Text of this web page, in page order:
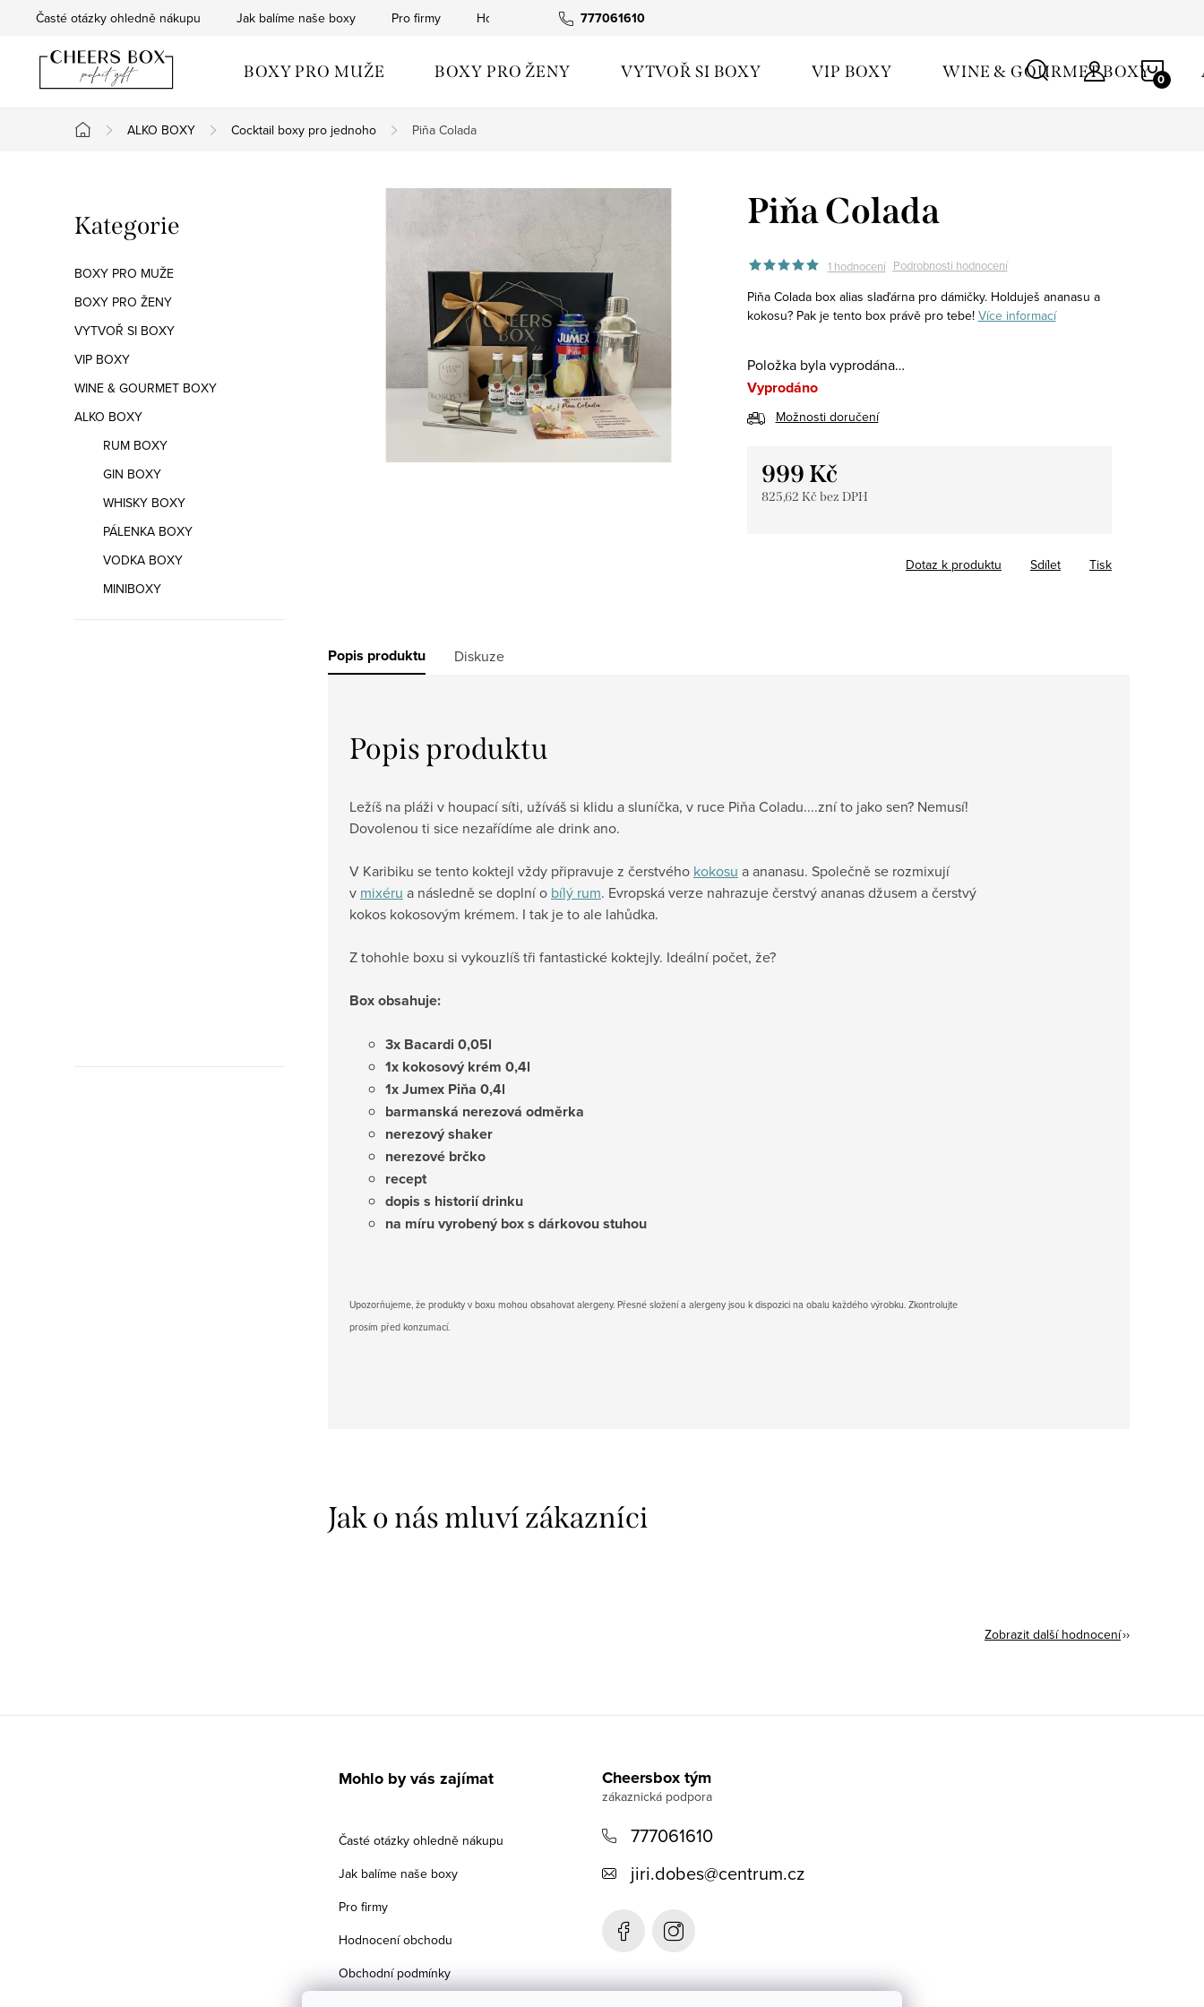
777061610
Časté otázky ohledně nákupu Jak balíme naše boxy Pro firmy Hodnocení obchodu Obchodní podmínky
BOXY PRO MUŽE BOXY PRO ŽENY VYTVOŘ SI BOXY VIP BOXY WINE & GOURMET BOXY
Domů
ALKO BOXY Cocktail boxy pro jednoho Piňa Colada
o
s
t
r
a
n
Přeskočit
kategorie
Kategorie
BOXY PRO MUŽE
BOXY PRO ŽENY
VYTVOŘ SI BOXY
VIP BOXY
WINE & GOURMET BOXY
ALKO BOXY
RUM BOXY
GIN BOXY
WHISKY BOXY
PÁLENKA BOXY
VODKA BOXY
MINIBOXY
Čokobanka
Piňa Colada
1 hodnocení Podrobnosti hodnocení
Piňa Colada box alias slaďárna pro dámičky. Holduješ ananasu a
kokosu? Pak je tento box právě pro tebe! Více informací
Položka byla vyprodána…
Vyprodáno
Možnosti doručení
999 Kč
825,62 Kč bez DPH
Tisk
Dotaz k produktu Sdílet
Popis produktu Diskuze
Popis produktu
Ležíš na pláži v houpací síti, užíváš si klidu a sluníčka, v ruce Piňa Coladu....zní to jako sen? Nemusí!
Dovolenou ti sice nezařídíme ale drink ano.
V Karibiku se tento koktejl vždy připravuje z čerstvého kokosu a ananasu. Společně se rozmixují
v mixéru a následně se doplní o bílý rum. Evropská verze nahrazuje čerstvý ananas džusem a čerstvý
kokos kokosovým krémem. I tak je to ale lahůdka.
Z tohohle boxu si vykouzlíš tři fantastické koktejly. Ideální počet, že?
Box obsahuje:
3x Bacardi 0,05l
1x kokosový krém 0,4l
1x Jumex Piňa 0,4l
barmanská nerezová odměrka
nerezový shaker
nerezové brčko
recept
dopis s historií drinku
na míru vyrobený box s dárkovou stuhou
Upozorňujeme, že produkty v boxu mohou obsahovat alergeny. Přesné složení a alergeny jsou k dispozici na obalu každého výrobku. Zkontrolujte
prosím před konzumací.
Zobrazit další hodnocení
Mohlo by vás zajímat
Časté otázky ohledně nákupu
Jak balíme naše boxy
Pro firmy
Hodnocení obchodu
Obchodní podmínky
Cheersbox tým
777061610
jiri.dobes@centrum.cz